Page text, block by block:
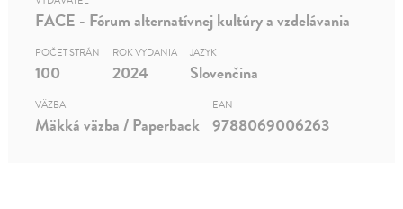
FACE - Fórum alternatívnej kultúry a vzdelávania
POČET STRÁN
100
ROK VYDANIA
2024
JAZYK
Slovenčina
VÄZBA
Mäkká väzba / Paperback
EAN
9788069006263